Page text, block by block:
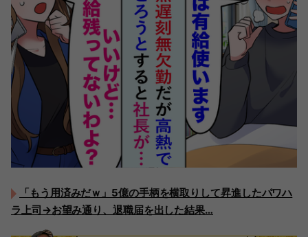
「もう用済みだｗ」5億の手柄を横取りして昇進したパワハ
ラ上司→お望み通り、退職届を出した結果…